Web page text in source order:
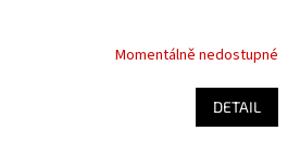
Momentálně nedostupné
DETAIL